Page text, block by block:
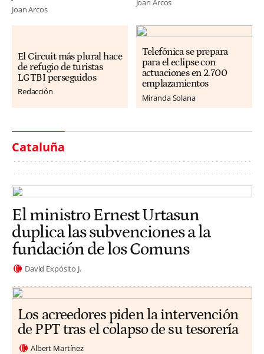
Joan Arcos
Joan Arcos
El Circuit más plural hace
de refugio de turistas
LGTBI perseguidos
Redacción
Telefónica se prepara
para el eclipse con
actuaciones en 2.700
emplazamientos
Miranda Solana
Cataluña
El ministro Ernest Urtasun
duplica las subvenciones a la
fundación de los Comuns
David Expósito J.
Los acreedores piden la intervención
de PPT tras el colapso de su tesorería
Albert Martínez